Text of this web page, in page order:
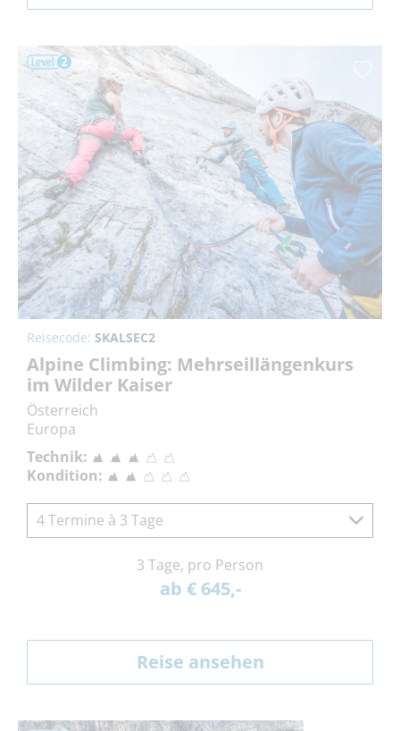
Reisecode: SKALSEC2
Alpine Climbing: Mehrseillängenkurs
im Wilder Kaiser
Österreich
Europa
Technik:
Kondition:
4 Termine à 3 Tage
3 Tage, pro Person
ab € 645,-
Reise ansehen